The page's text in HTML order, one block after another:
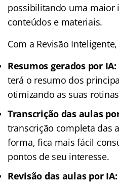
possibilitando uma maior
conteúdos e materiais.
Com a Revisão
Resumos gerados por IA:
terá o resumo dos
otimizando as suas
Transcrição das aulas
transcrição completa das
forma, fica mais fácil
pontos de seu interesse.
Revisão das aulas por IA: